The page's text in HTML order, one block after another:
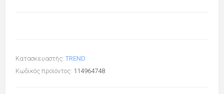
Κατασκευαστής: TREND
Κωδικός προϊόντος: 114964748